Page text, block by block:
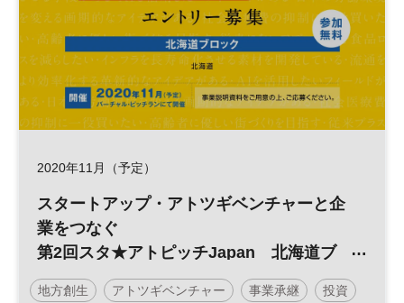
2020年11月（予定）
スタートアップ・アトツギベンチャーと企
業をつなぐ
第2回スタ★アトピッチJapan 北海道ブ
ロック
地方創生 アトツギベンチャー 事業承継 投資